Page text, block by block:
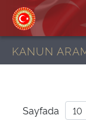
KANUN
Sayfada